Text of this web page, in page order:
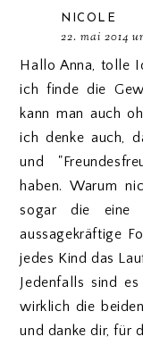
NICOLE
22. mai 2014
Hallo Anna, tolle
ich finde die
kann man auch
ich denke auch,
und
haben. Warum
sogar die eine
aussagekräftige
jedes Kind das
Jedenfalls sind
wirklich die
und danke dir, für